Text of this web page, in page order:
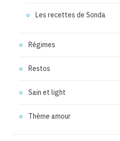
Les recettes de Sonda
Régimes
Restos
Sain et light
Thème amour